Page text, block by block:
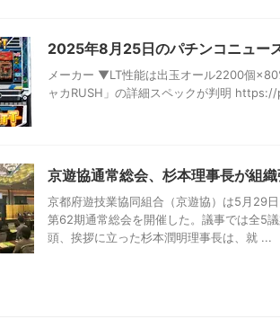
2025年8月25日のパチンコニュー
メーカー ▼LT性能は出玉オール2200個
ャカRUSH」の詳細スペックが判明
京遊協通常総会、杉本理事長が組
京都府遊技業協同組合（京遊協）は5月29
第62期通常総会を開催した。議事では全5
頭、挨拶に立った杉本潤明理事長は、就 ...